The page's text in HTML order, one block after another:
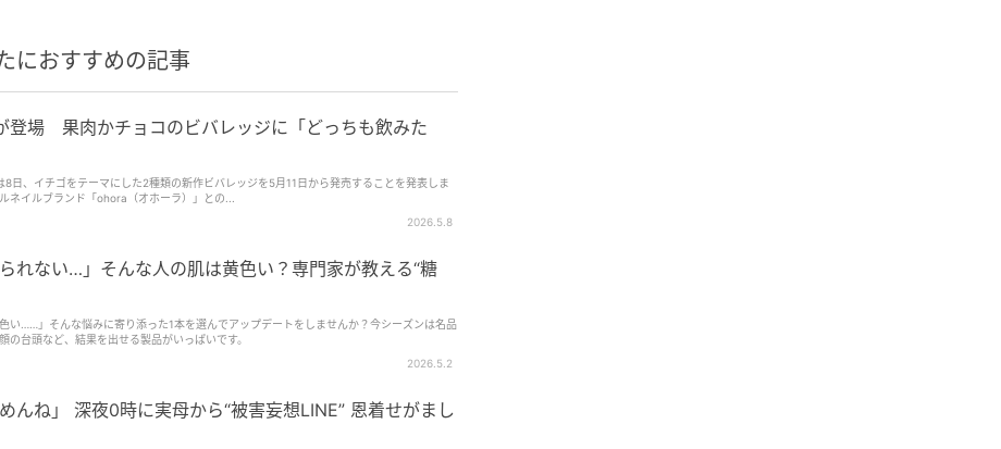
におすすめの記事
登場 果肉かチョコのビバレッジに「どっちも飲みた
8日、イチゴをテーマにした2種類の新作ビバレッジを5月11日から発売することを発表しま
ネイルブランド「ohora（オホーラ）」との...
2026.5.8
れない…」そんな人の肌は黄色い？専門家が教える“糖
い……」そんな悩みに寄り添った1本を選んでアップデートをしませんか？今シーズンは名品
の台頭など、結果を出せる製品がいっぱいです。
2026.5.2
んね」 深夜0時に実母から“被害妄想LINE” 恩着せがまし